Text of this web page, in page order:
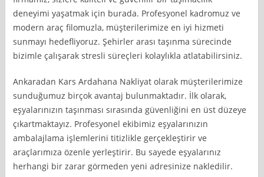
deneyimi yaşatmak için burada. Profesyonel kadromuz ve
modern araç filomuzla, müşterilerimize en iyi hizmeti
sunmayı hedefliyoruz. Şehirler arası taşınma sürecinde
bizimle çalışarak stresli süreçleri kolaylıkla atlatabilirsiniz.
Ankaradan Kars Ardahana Nakliyat olarak müşterilerimize
sunduğumuz birçok avantaj bulunmaktadır. İlk olarak,
eşyalarınızın taşınması sırasında güvenliğini en üst düzeye
çıkartmaktayız. Profesyonel ekibimiz eşyalarınızın
ambalajlama işlemlerini titizlikle gerçekleştirir ve
araçlarımıza özenle yerleştirir. Bu sayede eşyalarınız
herhangi bir zarar görmeden yeni adresinize nakledilir.